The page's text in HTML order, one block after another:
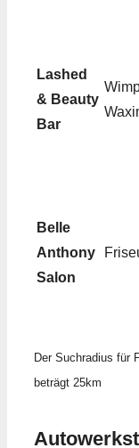
Lashed
& Beauty
Bar
Belle
Anthony
Salon
Der Suchradius für
beträgt 25km